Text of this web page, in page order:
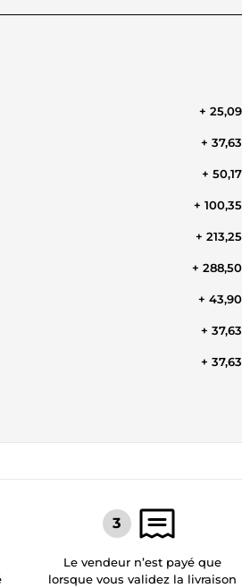
+
+
+
+
+
+
+
+
+
Le vendeur n’est payé que
lorsque vous validez la livraison